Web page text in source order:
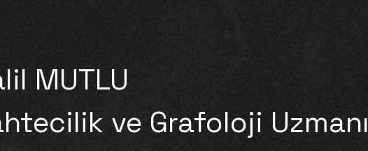
MUTLU
ve Grafoloji Uzmanı